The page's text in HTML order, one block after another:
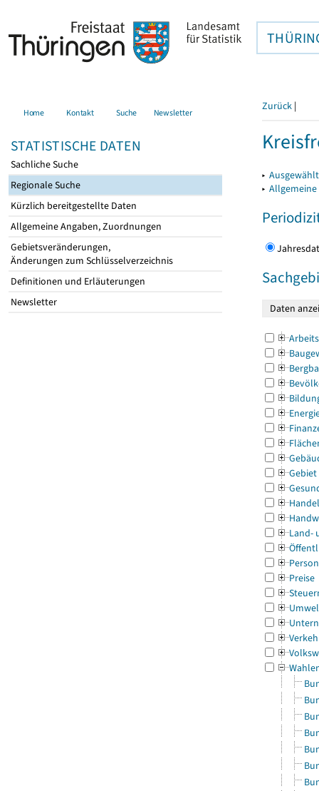
Home Kontakt Suche Newsletter
STATISTISCHE DATEN
Sachliche Suche
Regionale Suche
Kürzlich bereitgestellte Daten
Allgemeine Angaben, Zuordnungen
Gebietsveränderungen,
Änderungen zum Schlüsselverzeichnis
Definitionen und Erläuterungen
Newsletter
Zurück |
▸
▸
Gebiet
Land-
Preise